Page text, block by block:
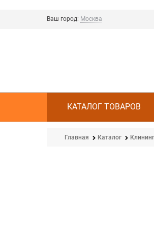
Ваш город: Москва
КАТАЛОГ ТОВАРОВ
Главная Каталог